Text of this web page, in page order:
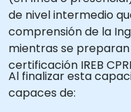
de nivel intermedio
comprensión de la
mientras se
certificación IREB
Al finalizar esta
capaces de: